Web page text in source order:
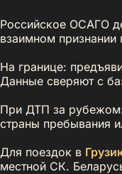
Российское ОСАГО
взаимном признании
На границе:
Данные сверяют с
При ДТП за рубежом:
страны пребывания
Для поездок в
местной СК.